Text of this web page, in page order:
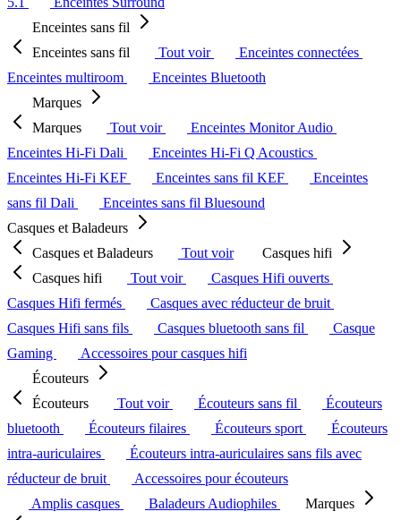
Enceintes sans fil
Enceintes sans fil
Tout voir
Enceintes connectées
Enceintes multiroom
Enceintes Bluetooth
Marques
Marques
Tout voir
Enceintes Monitor Audio
Enceintes Hi-Fi Dali
Enceintes Hi-Fi Q Acoustics
Enceintes Hi-Fi KEF
Enceintes sans fil KEF
Enceintes
sans fil Dali
Enceintes sans fil Bluesound
Casques et Baladeurs
Casques et Baladeurs
Tout voir
Casques hifi
Casques hifi
Tout voir
Casques Hifi ouverts
Casques Hifi fermés
Casques avec réducteur de bruit
Casques Hifi sans fils
Casques bluetooth sans fil
Casque
Gaming
Accessoires pour casques hifi
Écouteurs
Écouteurs
Tout voir Écouteurs sans fil
Écouteurs
bluetooth
Écouteurs filaires Écouteurs sport
Écouteurs
intra-auriculaires
Écouteurs intra-auriculaires sans fils avec
réducteur de bruit
Accessoires pour écouteurs
Amplis casques
Baladeurs Audiophiles
Marques